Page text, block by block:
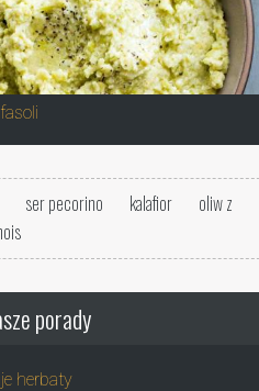
ser pecorino kalafior
oliw z
porady
herbaty